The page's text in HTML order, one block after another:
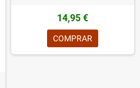
14,95 €
COMPRAR